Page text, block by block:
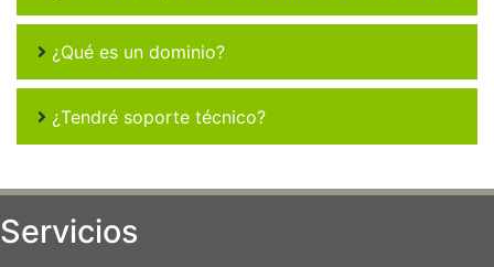
¿Qué es un dominio?
¿Tendré soporte técnico?
Servicios